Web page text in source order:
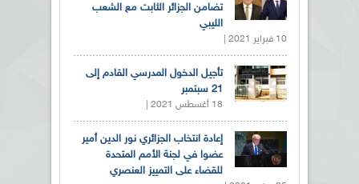
تضامن الجزائر الثابت مع الشعب
الليبي
10 فبراير 2021 |
تأجيل الدخول المدرسي القادم إلى
21 سبتمبر
18 أغسطس 2021 |
إعادة انتخاب الجزائري نور الدين أمير
عضوا في لجنة الأمم المتحدة
للقضاء على التمييز العنصري